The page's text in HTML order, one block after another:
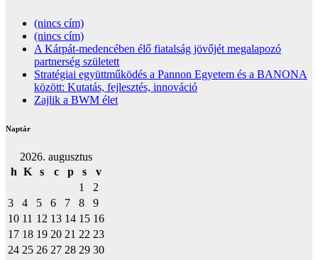
(nincs cím)
(nincs cím)
A Kárpát-medencében élő fiatalság jövőjét megalapozó
partnerség született
Stratégiai együttműködés a Pannon Egyetem és a BANONA
között: Kutatás, fejlesztés, innováció
Zajlik a BWM élet
Naptár
2026. augusztus
h K s c p s
v
1
2
3
4 5 6 7 8
9
10 11 12 13 14 15 16
17 18 19 20 21 22 23
24 25 26 27 28 29 30